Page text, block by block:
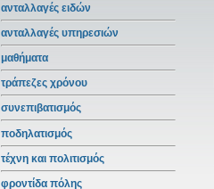
ανταλλαγές ειδών
ανταλλαγές υπηρεσιών
μαθήματα
τράπεζες χρόνου
συνεπιβατισμός
ποδηλατισμός
τέχνη και πολιτισμός
φροντίδα πόλης